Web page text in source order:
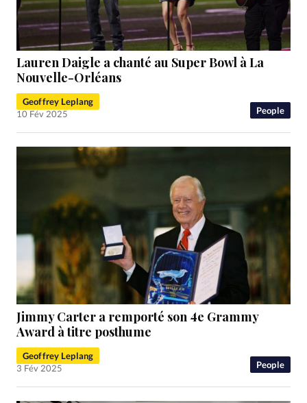
People
Lauren Daigle a chanté au Super Bowl à La
Nouvelle-Orléans
Geoffrey Leplang
10 Fév 2025
People
Jimmy Carter a remporté son 4e Grammy
Award à titre posthume
Geoffrey Leplang
3 Fév 2025